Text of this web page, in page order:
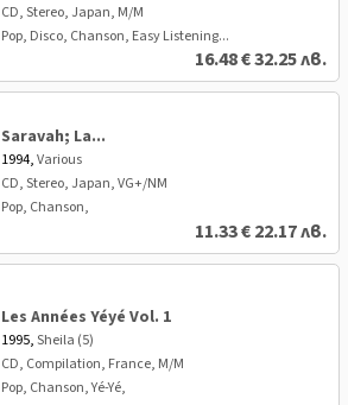
CD, Stereo, Japan, M/M
Pop, Disco, Chanson, Easy Listening...
16.48€32.25 лв.
Saravah; La...
1994,Various
CD, Stereo, Japan, VG+/NM
Pop, Chanson,
11.33€22.17 лв.
Les Années Yéyé Vol. 1
1995,Sheila (5)
CD, Compilation, France, M/M
Pop, Chanson, Yé-Yé,